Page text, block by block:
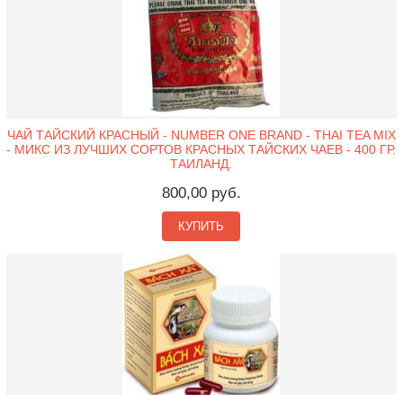
ЧАЙ ТАЙСКИЙ КРАСНЫЙ - NUMBER ONE BRAND - THAI TEA MIX
- МИКС ИЗ ЛУЧШИХ СОРТОВ КРАСНЫХ ТАЙСКИХ ЧАЕВ - 400 ГР.
ТАИЛАНД.
800,00 руб.
КУПИТЬ